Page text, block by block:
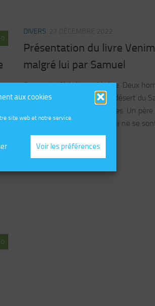
aux cookies
site web et notre service.
Voir les préférences
0
DIVERS
Présentation du livre
malgré lui par Samuel
Synopsis : Skikda, en Algérie. Deux
se préparent à affronter le désert du
pour acheter des dromadaires. Un
fils ; Mohédine et Akram, qui ne se
revus depuis...
0